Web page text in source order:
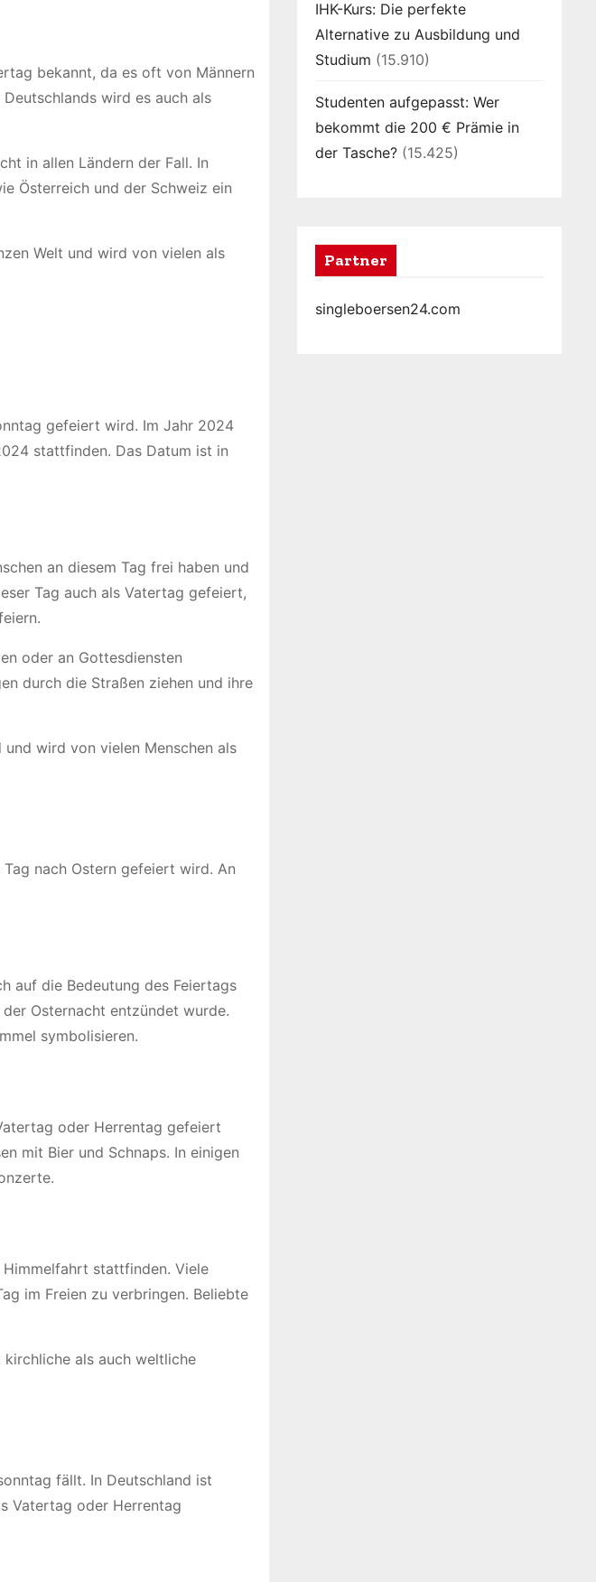
bekannt, da es oft von Männern
wird es auch als
in allen Ländern der Fall. In
Österreich und der Schweiz ein
Welt und wird von vielen als
gefeiert wird. Im Jahr 2024
stattfinden. Das Datum ist in
an diesem Tag frei haben und
Tag auch als Vatertag gefeiert,
oder an Gottesdiensten
durch die Straßen ziehen und ihre
wird von vielen Menschen als
nach Ostern gefeiert wird. An
auf die Bedeutung des Feiertags
Osternacht entzündet wurde.
symbolisieren.
oder Herrentag gefeiert
mit Bier und Schnaps. In einigen
stattfinden. Viele
im Freien zu verbringen. Beliebte
als auch weltliche
fällt. In Deutschland ist
Vatertag oder Herrentag
IHK-Kurs: Die perfekte
Alternative zu Ausbildung und
Studium (15.910)
Studenten aufgepasst: Wer
bekommt die 200 € Prämie in
der Tasche? (15.425)
Partner
singleboersen24.com